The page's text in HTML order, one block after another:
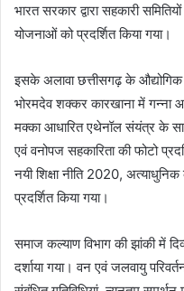
भारत सरकार द्वारा सहकारी
योजनाओं को प्रदर्शित किया गया।
इसके अलावा छत्तीसगढ़ के औद्योगिक
भोरमदेव शक्कर कारखाना में गन्ना
मक्का आधारित एथेनॉल संयंत्र के
एवं वनोपज सहकारिता की फोटो
नयी शिक्षा नीति 2020,
प्रदर्शित किया गया।
समाज कल्याण विभाग की झांकी में
दर्शाया गया। वन एवं जलवायु